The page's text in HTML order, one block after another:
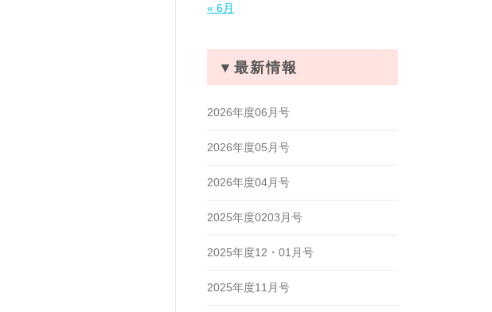
« 6月
▼最新情報
2026年度06月号
2026年度05月号
2026年度04月号
2025年度0203月号
2025年度12・01月号
2025年度11月号